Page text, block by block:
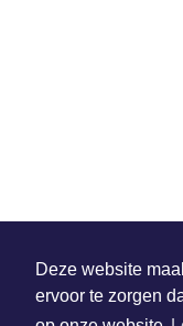
Deze website
ervoor te zorgen